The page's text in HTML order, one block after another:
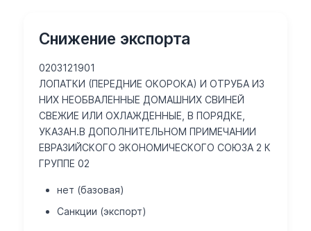
Снижение экспорта
0203121901
ЛОПАТКИ (ПЕРЕДНИЕ ОКОРОКА) И ОТРУБА ИЗ
НИХ НЕОБВАЛЕННЫЕ ДОМАШНИХ СВИНЕЙ
СВЕЖИЕ ИЛИ ОХЛАЖДЕННЫЕ, В ПОРЯДКЕ,
УКАЗАН.В ДОПОЛНИТЕЛЬНОМ ПРИМЕЧАНИИ
ЕВРАЗИЙСКОГО ЭКОНОМИЧЕСКОГО СОЮЗА 2 К
ГРУППЕ 02
нет (базовая)
Санкции (экспорт)